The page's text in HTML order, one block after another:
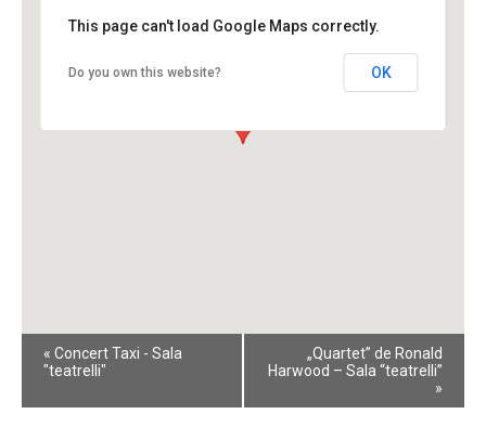
This page can't load Google Maps correctly.
Do you own this website? OK
Event
Navigation
« Concert Taxi - Sala
"teatrelli"
„Quartet” de Ronald
Harwood – Sala “teatrelli”
»